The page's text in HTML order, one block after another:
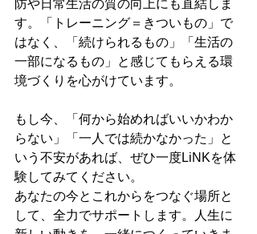
防や日常生活の質の向上にも直結しま
す。「トレーニング＝きついもの」で
はなく、「続けられるもの」「生活の
一部になるもの」と感じてもらえる環
境づくりを心がけています。
もし今、「何から始めればいいかわか
らない」「一人では続かなかった」と
いう不安があれば、ぜひ一度LiNKを体
験してみてください。
あなたの今とこれからをつなぐ場所と
して、全力でサポートします。人生に